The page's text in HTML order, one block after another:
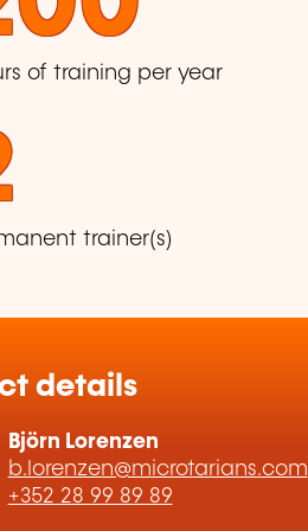
of training per year
trainer(s)
details
Björn Lorenzen
b.lorenzen@microtarians.com
+352 28 99 89 89